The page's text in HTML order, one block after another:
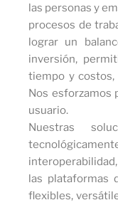
las personas y
procesos de
lograr un
inversión,
tiempo y
Nos esforzamos
usuario.
Nuestras
las plataformas
flexibles,